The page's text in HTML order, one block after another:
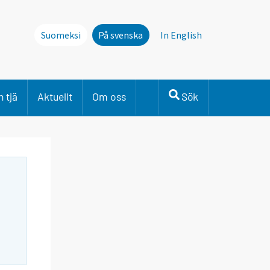
Suomeksi På svenska In English
tjä Aktuellt Om oss Sök